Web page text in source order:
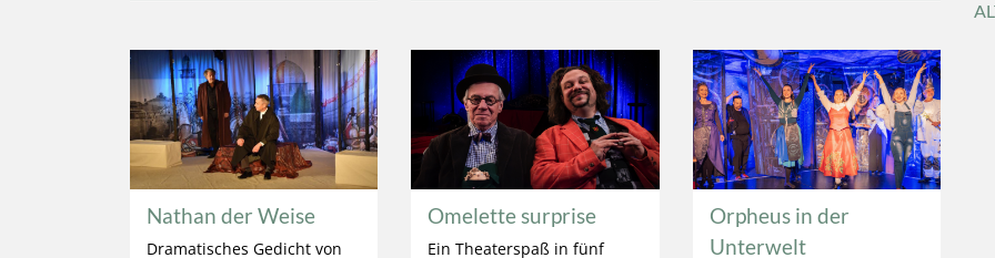
Nathan der Weise
Dramatisches Gedicht von
Omelette surprise
Ein Theaterspaß in fünf
Orpheus in der
Unterwelt